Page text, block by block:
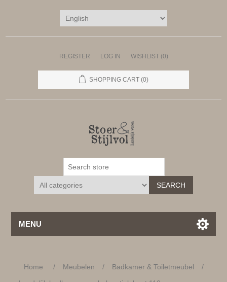
REGISTER LOG IN WISHLIST (0)
SHOPPING CART (0)
SEARCH
MENU
Home / Meubelen / Badkamer & Toiletmeubel
/